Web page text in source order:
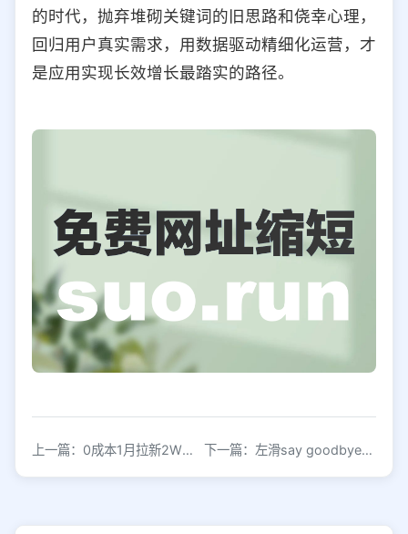
的时代，抛弃堆砌关键词的旧思路和侥幸心理，
回归用户真实需求，用数据驱动精细化运营，才
是应用实现长效增长最踏实的路径。
上一篇：0成本1月拉新2W，我是这样进行冷启动 下一篇：左滑say goodbye右滑遇见爱，这一款荷尔蒙APP怎样迷skr小姐姐？